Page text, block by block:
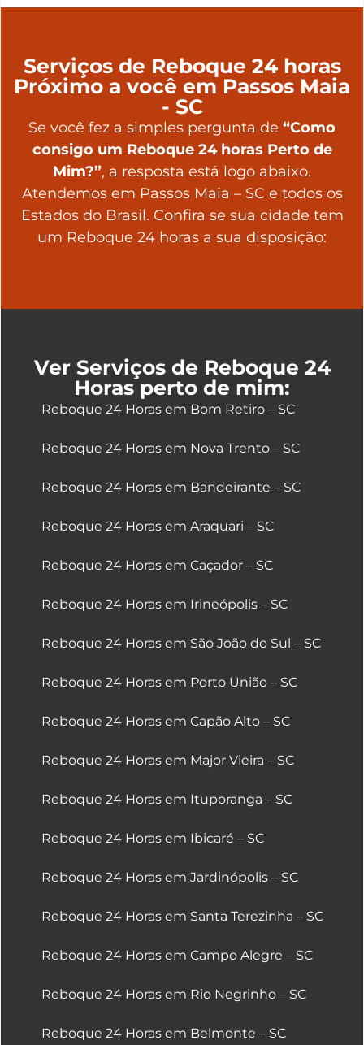
Serviços de Reboque 24 horas
Próximo a você em Passos Maia
- SC
Se você fez a simples pergunta de “Como
consigo um Reboque 24 horas Perto de
Mim?”, a resposta está logo abaixo.
Atendemos em Passos Maia – SC e todos os
Estados do Brasil. Confira se sua cidade tem
um Reboque 24 horas a sua disposição:
Ver Serviços de Reboque 24
Horas perto de mim:
Reboque 24 Horas em Bom Retiro – SC
Reboque 24 Horas em Nova Trento – SC
Reboque 24 Horas em Bandeirante – SC
Reboque 24 Horas em Araquari – SC
Reboque 24 Horas em Caçador – SC
Reboque 24 Horas em Irineópolis – SC
Reboque 24 Horas em São João do Sul – SC
Reboque 24 Horas em Porto União – SC
Reboque 24 Horas em Capão Alto – SC
Reboque 24 Horas em Major Vieira – SC
Reboque 24 Horas em Ituporanga – SC
Reboque 24 Horas em Ibicaré – SC
Reboque 24 Horas em Jardinópolis – SC
Reboque 24 Horas em Santa Terezinha – SC
Reboque 24 Horas em Campo Alegre – SC
Reboque 24 Horas em Rio Negrinho – SC
Reboque 24 Horas em Belmonte – SC